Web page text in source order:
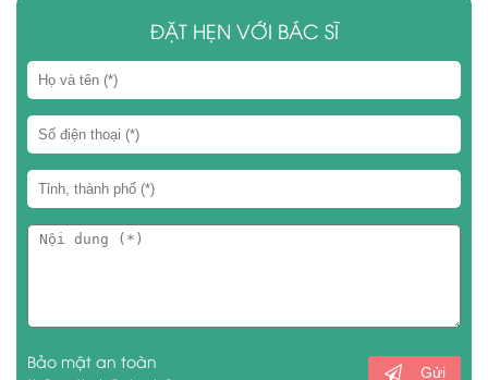
ĐẶT HẸN VỚI BÁC SĨ
Bảo mật an toàn
Gửi